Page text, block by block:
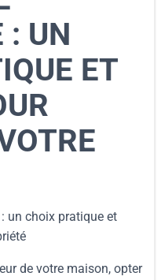
: UN
ET
un choix pratique et
de votre maison, opter